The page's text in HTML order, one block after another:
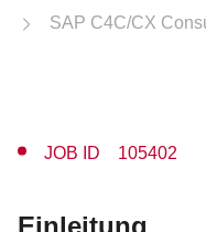
SAP C4C/CX
JOB ID 105402
Einleitung